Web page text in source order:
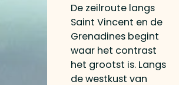
De zeilroute langs
Saint Vincent en de
Grenadines begint
waar het contrast
het grootst is. Langs
de westkust van